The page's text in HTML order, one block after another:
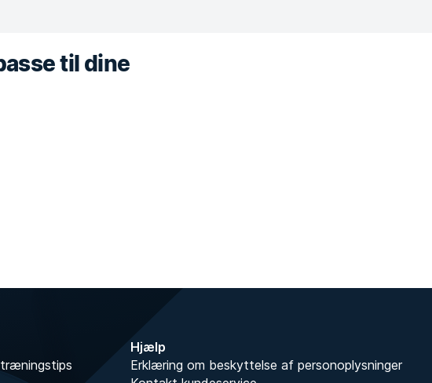
til dine
Hjælp
Erklæring om beskyttelse af personoplysninger